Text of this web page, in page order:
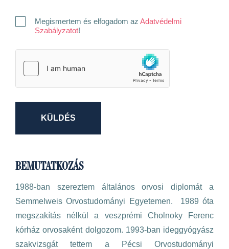
Megismertem és elfogadom az Adatvédelmi
Szabályzatot!
KÜLDÉS
BEMUTATKOZÁS
1988-ban szereztem általános orvosi diplomát a
Semmelweis Orvostudományi Egyetemen. 1989 óta
megszakítás nélkül a veszprémi Cholnoky Ferenc
kórház orvosaként dolgozom. 1993-ban ideggyógyász
szakvizsgát tettem a Pécsi Orvostudományi